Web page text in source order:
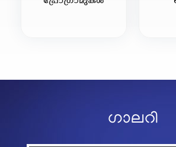
ഗാലറി